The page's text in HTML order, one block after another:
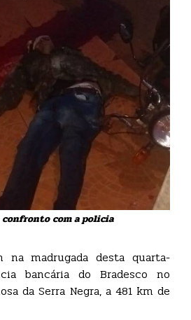
com a policia
na madrugada desta quarta-
bancária do Bradesco no
da Serra Negra, a 481 km de